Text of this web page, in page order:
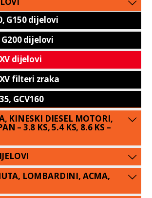
G150 dijelovi
dijelovi
dijelovi
filteri zraka
GCV160
KINESKI DIESEL MOTORI,
– 3.8 KS, 5.4 KS, 8.6 KS –
LOMBARDINI, ACMA,